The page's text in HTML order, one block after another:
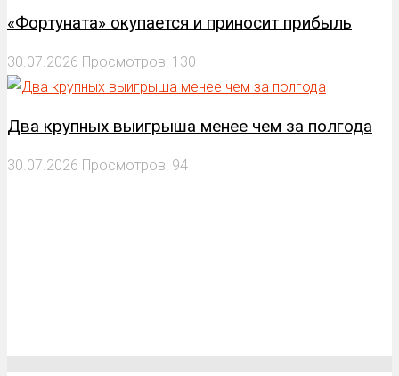
«Фортуната» окупается и приносит прибыль
30.07.2026 Просмотров: 130
Два крупных выигрыша менее чем за полгода
30.07.2026 Просмотров: 94